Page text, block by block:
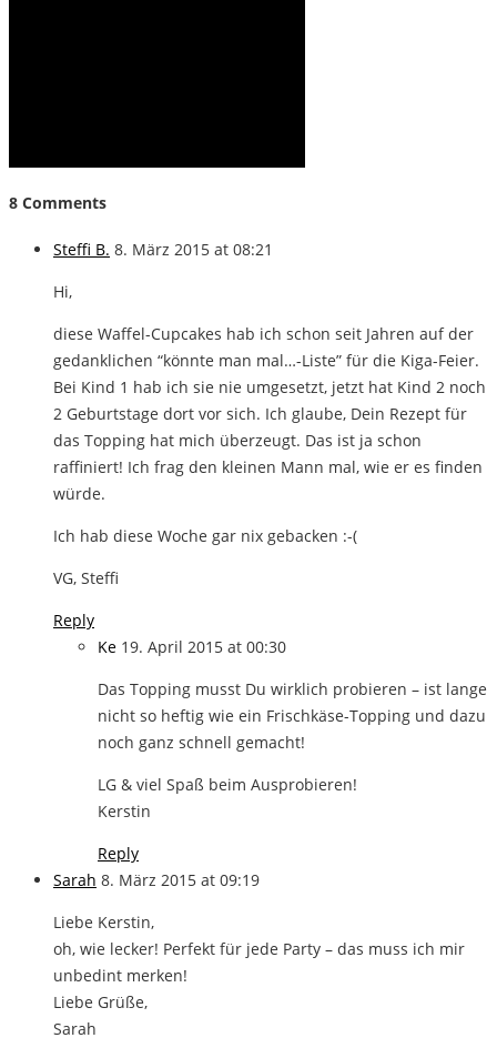
8 Comments
Steffi B. 8. März 2015 at 08:21
Hi,
diese Waffel-Cupcakes hab ich schon seit Jahren auf der
gedanklichen “könnte man mal…-Liste” für die Kiga-Feier.
Bei Kind 1 hab ich sie nie umgesetzt, jetzt hat Kind 2 noch
2 Geburtstage dort vor sich. Ich glaube, Dein Rezept für
das Topping hat mich überzeugt. Das ist ja schon
raffiniert! Ich frag den kleinen Mann mal, wie er es finden
würde.
Ich hab diese Woche gar nix gebacken :-(
VG, Steffi
Reply
Ke 19. April 2015 at 00:30
Das Topping musst Du wirklich probieren – ist lange
nicht so heftig wie ein Frischkäse-Topping und dazu
noch ganz schnell gemacht!
LG & viel Spaß beim Ausprobieren!
Kerstin
Reply
Sarah 8. März 2015 at 09:19
Liebe Kerstin,
oh, wie lecker! Perfekt für jede Party – das muss ich mir
unbedint merken!
Liebe Grüße,
Sarah